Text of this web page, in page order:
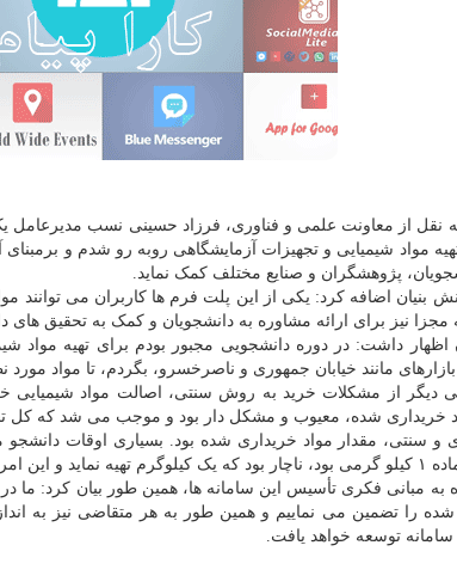
به نقل از معاونت علمی و فناوری، فرزاد حسینی نسب
مواد شیمیایی و تجهیزات آزمایشگاهی روبه رو شدم و برمبنای
پژوهشگران و صنایع مختلف کمک نماید.
بنیان اضافه کرد: یکی از این پلت فرم ها کاربران می توانند
مجزا نیز برای ارائه مشاوره به دانشجویان و کمک به تحقیق
اظهار داشت: در دوره دانشجویی مجبور بودم برای تهیه مواد
مانند خیابان جمهوری و ناصرخسرو، بگردم، تا مواد مورد
دیگر از مشکلات خرید به روش سنتی، اصالت مواد شیمیایی
خریداری شده، معیوب و مشکل دار بود و موجب می شد که کل
محقق می شد.
مبانی فکری تأسیس این سامانه ها، همین طور بیان کرد: ما
شده را تضمین می نماییم و همین طور به هر متقاضی نیز به
سامانه توسعه خواهد یافت.